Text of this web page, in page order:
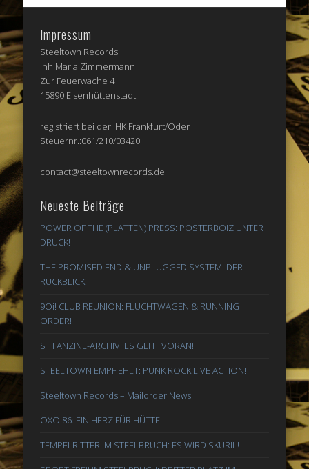
Impressum
Steeltown Records
Inh.Maria Zimmermann
Zur Feuerwache 4
15890 Eisenhüttenstadt
registriert bei der IHK Frankfurt/Oder
Steuernr.:061/210/03420
contact@steeltownrecords.de
Neueste Beiträge
POWER OF THE (PLATTEN) PRESS: POSTERBOIZ UNTER
DRUCK!
THE PROMISED END & UNPLUGGED SYSTEM: DER
RÜCKBLICK!
9Oi! CLUB REUNION: FLUCHTWAGEN & RUNNING
ORDER!
ST FANZINE-ARCHIV: ES GEHT VORAN!
STEELTOWN EMPFIEHLT: PUNK ROCK LIVE ACTION!
Steeltown Records – Mailorder News!
OXO 86: EIN HERZ FÜR HÜTTE!
TEMPELRITTER IM STEELBRUCH: ES WIRD SKURIL!